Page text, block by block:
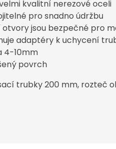
kvalitní nerezové oceli
pro snadno údržbu
jsou bezpečné pro
adaptéry k uchycení
4-10mm
povrch
trubky 200 mm, rozteč